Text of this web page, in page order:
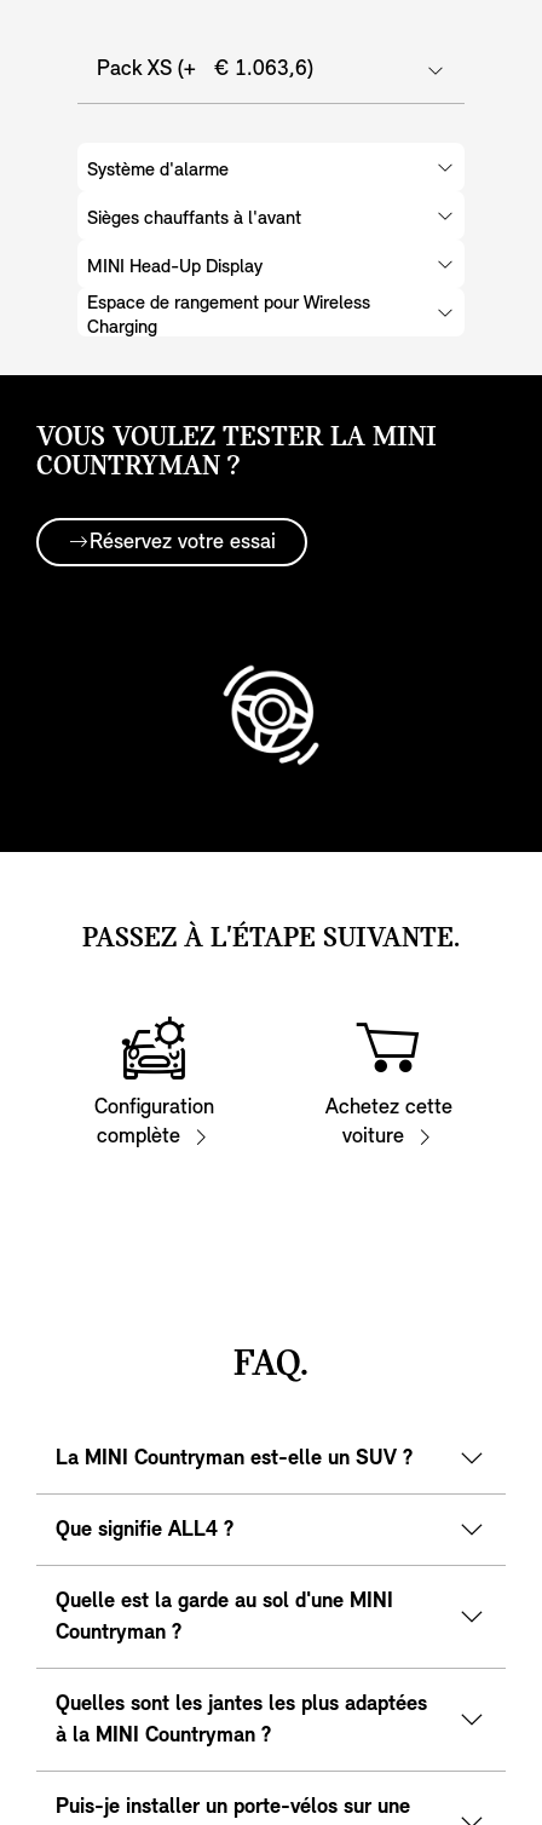
Pack XS (+ € 1.063,6)
Système d'alarme
Sièges chauffants à l'avant
MINI Head-Up Display
Espace de rangement pour Wireless
Charging
VOUS VOULEZ TESTER LA MINI
COUNTRYMAN ?
Réservez votre essai
PASSEZ À L'ÉTAPE SUIVANTE.
Configuration
complète
Achetez cette
voiture
FAQ.
La MINI Countryman est-elle un SUV ?
Que signifie ALL4 ?
Quelle est la garde au sol d'une MINI
Countryman ?
Quelles sont les jantes les plus adaptées
à la MINI Countryman ?
Puis-je installer un porte-vélos sur une